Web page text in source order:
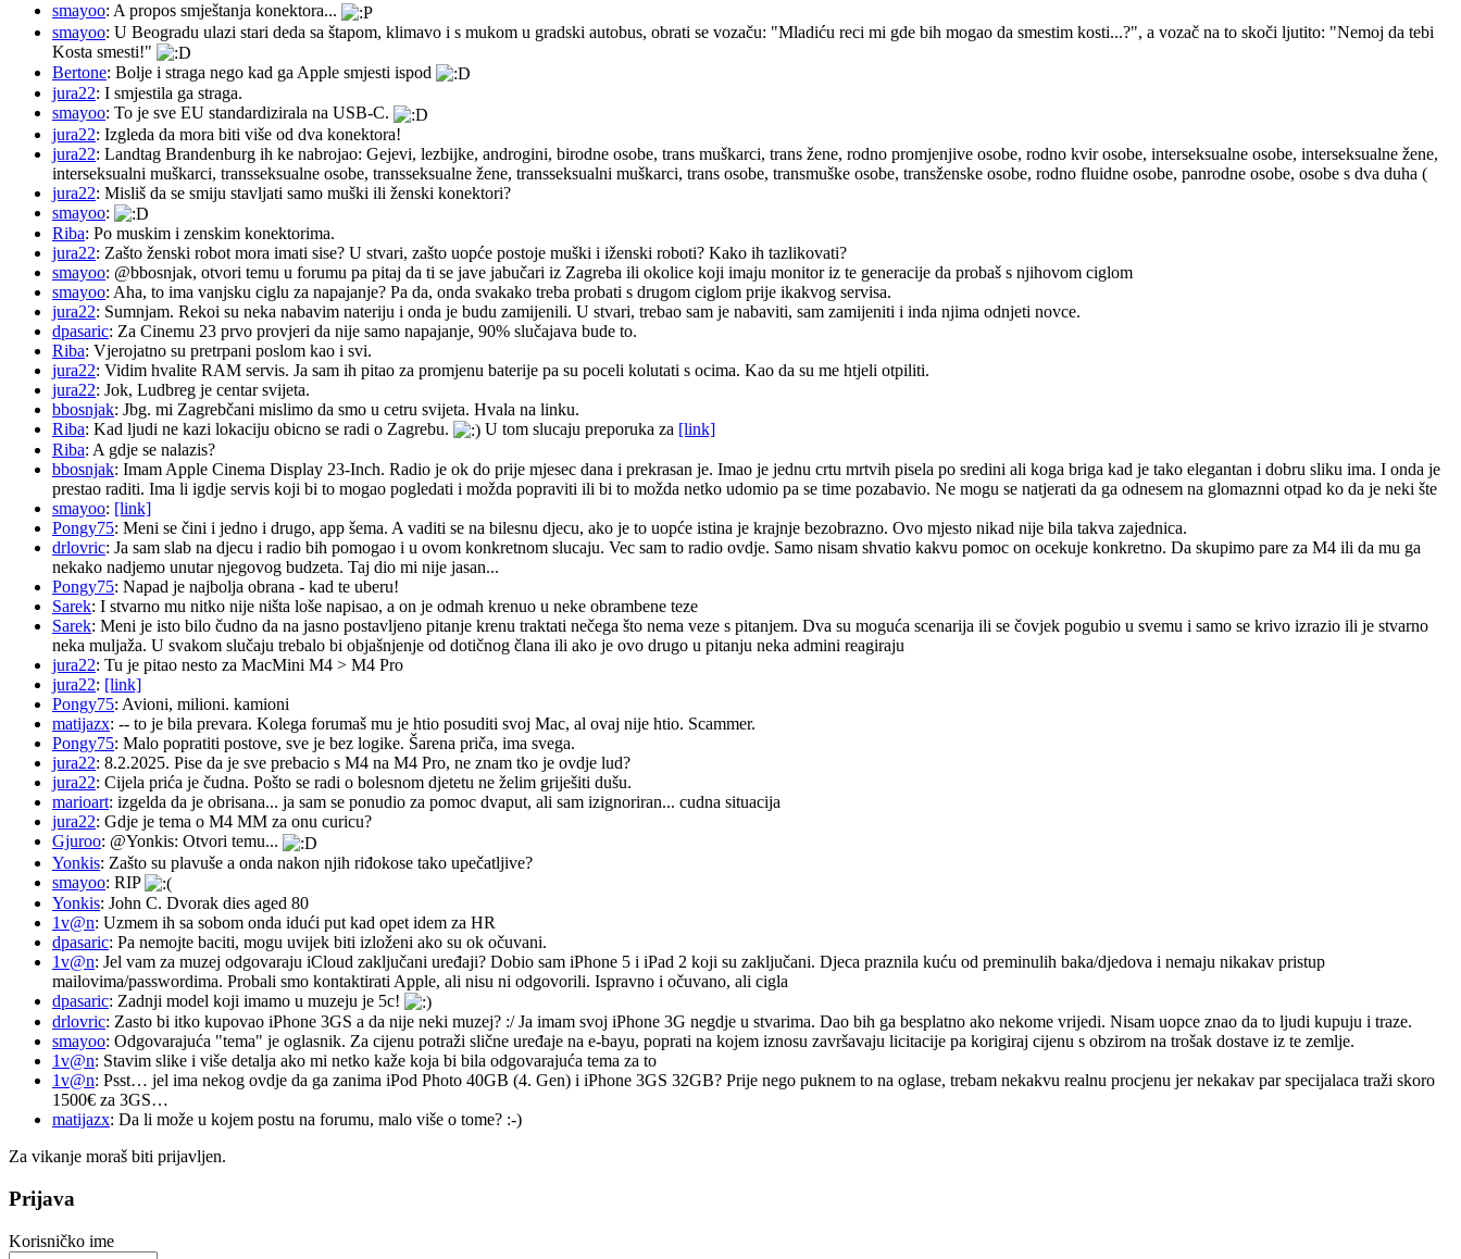
smayoo: A propos smještanja konektora...
smayoo: U Beogradu ulazi stari deda sa štapom, klimavo i s mukom u gradski autobus, obrati se vozaču: "Mladiću reci mi gde bih mogao da smestim kosti...?", a vozač na to skoči ljutito: "Nemoj da tebi
Kosta smesti!"
Bertone: Bolje i straga nego kad ga Apple smjesti ispod
jura22: I smjestila ga straga.
smayoo: To je sve EU standardizirala na USB-C.
jura22: Izgleda da mora biti više od dva konektora!
jura22: Landtag Brandenburg ih ke nabrojao: Gejevi, lezbijke, androgini, birodne osobe, trans muškarci, trans žene, rodno promjenjive osobe, rodno kvir osobe, interseksualne osobe, interseksualne žene,
interseksualni muškarci, transseksualne osobe, transseksualne žene, transseksualni muškarci, trans osobe, transmuške osobe, transženske osobe, rodno fluidne osobe, panrodne osobe, osobe s dva duha (
jura22: Misliš da se smiju stavljati samo muški ili ženski konektori?
smayoo:
Riba: Po muskim i zenskim konektorima.
jura22: Zašto ženski robot mora imati sise? U stvari, zašto uopće postoje muški i iženski roboti? Kako ih tazlikovati?
smayoo: @bbosnjak, otvori temu u forumu pa pitaj da ti se jave jabučari iz Zagreba ili okolice koji imaju monitor iz te generacije da probaš s njihovom ciglom
smayoo: Aha, to ima vanjsku ciglu za napajanje? Pa da, onda svakako treba probati s drugom ciglom prije ikakvog servisa.
jura22: Sumnjam. Rekoi su neka nabavim nateriju i onda je budu zamijenili. U stvari, trebao sam je nabaviti, sam zamijeniti i inda njima odnjeti novce.
dpasaric: Za Cinemu 23 prvo provjeri da nije samo napajanje, 90% slučajava bude to.
Riba: Vjerojatno su pretrpani poslom kao i svi.
jura22: Vidim hvalite RAM servis. Ja sam ih pitao za promjenu baterije pa su poceli kolutati s ocima. Kao da su me htjeli otpiliti.
jura22: Jok, Ludbreg je centar svijeta.
bbosnjak: Jbg. mi Zagrebčani mislimo da smo u cetru svijeta. Hvala na linku.
Riba: Kad ljudi ne kazi lokaciju obicno se radi o Zagrebu. U tom slucaju preporuka za [link]
Riba: A gdje se nalazis?
bbosnjak: Imam Apple Cinema Display 23-Inch. Radio je ok do prije mjesec dana i prekrasan je. Imao je jednu crtu mrtvih pisela po sredini ali koga briga kad je tako elegantan i dobru sliku ima. I onda je
prestao raditi. Ima li igdje servis koji bi to mogao pogledati i možda popraviti ili bi to možda netko udomio pa se time pozabavio. Ne mogu se natjerati da ga odnesem na glomaznni otpad ko da je neki šte
smayoo: [link]
Pongy75: Meni se čini i jedno i drugo, app šema. A vaditi se na bilesnu djecu, ako je to uopće istina je krajnje bezobrazno. Ovo mjesto nikad nije bila takva zajednica.
drlovric: Ja sam slab na djecu i radio bih pomogao i u ovom konkretnom slucaju. Vec sam to radio ovdje. Samo nisam shvatio kakvu pomoc on ocekuje konkretno. Da skupimo pare za M4 ili da mu ga
nekako nadjemo unutar njegovog budzeta. Taj dio mi nije jasan...
Pongy75: Napad je najbolja obrana - kad te uberu!
Sarek: I stvarno mu nitko nije ništa loše napisao, a on je odmah krenuo u neke obrambene teze
Sarek: Meni je isto bilo čudno da na jasno postavljeno pitanje krenu traktati nečega što nema veze s pitanjem. Dva su moguća scenarija ili se čovjek pogubio u svemu i samo se krivo izrazio ili je stvarno
neka muljaža. U svakom slučaju trebalo bi objašnjenje od dotičnog člana ili ako je ovo drugo u pitanju neka admini reagiraju
jura22: Tu je pitao nesto za MacMini M4 > M4 Pro
jura22: [link]
Pongy75: Avioni, milioni. kamioni
matijazx: -- to je bila prevara. Kolega forumaš mu je htio posuditi svoj Mac, al ovaj nije htio. Scammer.
Pongy75: Malo popratiti postove, sve je bez logike. Šarena priča, ima svega.
jura22: 8.2.2025. Pise da je sve prebacio s M4 na M4 Pro, ne znam tko je ovdje lud?
jura22: Cijela prića je čudna. Pošto se radi o bolesnom djetetu ne želim griješiti dušu.
marioart: izgelda da je obrisana... ja sam se ponudio za pomoc dvaput, ali sam izignoriran... cudna situacija
jura22: Gdje je tema o M4 MM za onu curicu?
Gjuroo: @Yonkis: Otvori temu...
Yonkis: Zašto su plavuše a onda nakon njih riđokose tako upečatljive?
smayoo: RIP
Yonkis: John C. Dvorak dies aged 80
1v@n: Uzmem ih sa sobom onda idući put kad opet idem za HR
dpasaric: Pa nemojte baciti, mogu uvijek biti izloženi ako su ok očuvani.
1v@n: Jel vam za muzej odgovaraju iCloud zaključani uređaji? Dobio sam iPhone 5 i iPad 2 koji su zaključani. Djeca praznila kuću od preminulih baka/djedova i nemaju nikakav pristup
mailovima/passwordima. Probali smo kontaktirati Apple, ali nisu ni odgovorili. Ispravno i očuvano, ali cigla
dpasaric: Zadnji model koji imamo u muzeju je 5c!
drlovric: Zasto bi itko kupovao iPhone 3GS a da nije neki muzej? :/ Ja imam svoj iPhone 3G negdje u stvarima. Dao bih ga besplatno ako nekome vrijedi. Nisam uopce znao da to ljudi kupuju i traze.
smayoo: Odgovarajuća "tema" je oglasnik. Za cijenu potraži slične uređaje na e-bayu, poprati na kojem iznosu završavaju licitacije pa korigiraj cijenu s obzirom na trošak dostave iz te zemlje.
1v@n: Stavim slike i više detalja ako mi netko kaže koja bi bila odgovarajuća tema za to
1v@n: Psst… jel ima nekog ovdje da ga zanima iPod Photo 40GB (4. Gen) i iPhone 3GS 32GB? Prije nego puknem to na oglase, trebam nekakvu realnu procjenu jer nekakav par specijalaca traži skoro
1500€ za 3GS…
matijazx: Da li može u kojem postu na forumu, malo više o tome? :-)
Za vikanje moraš biti prijavljen.
Prijava
Korisničko ime